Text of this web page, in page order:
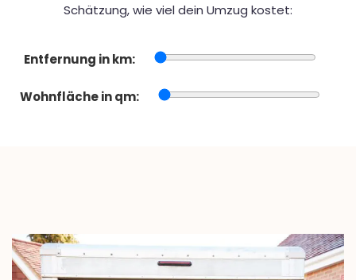
Schätzung, wie viel dein Umzug kostet:
Entfernung in km:
Wohnfläche in qm: